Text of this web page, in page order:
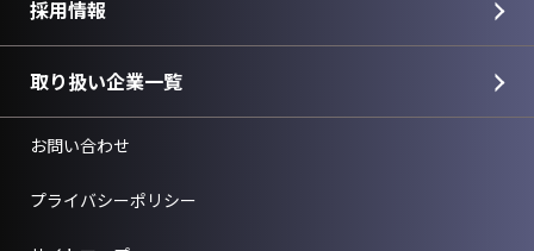
採用情報
取り扱い企業一覧
お問い合わせ
プライバシーポリシー